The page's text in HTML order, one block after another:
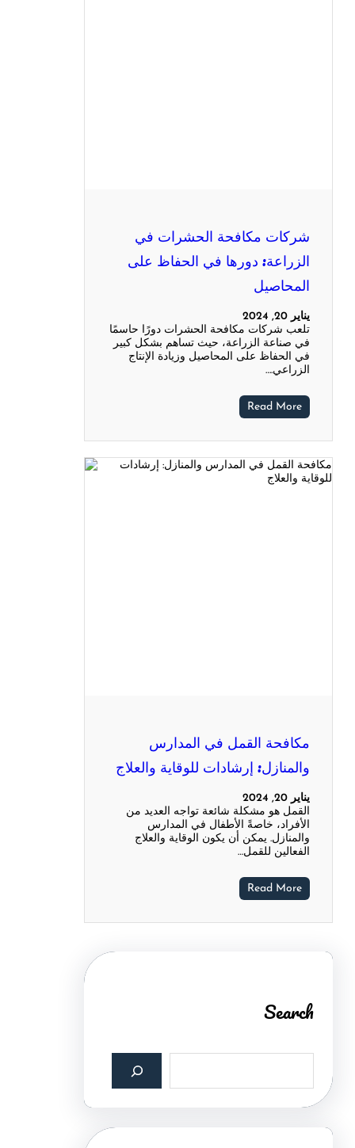
شركات مكافحة الحشرات في
الزراعة: دورها في الحفاظ على
المحاصيل
يناير 20, 2024
تلعب شركات مكافحة الحشرات دورًا حاسمًا
في صناعة الزراعة، حيث تساهم بشكل كبير
في الحفاظ على المحاصيل وزيادة الإنتاج
الزراعي.…
Read More
مكافحة القمل في المدارس
والمنازل: إرشادات للوقاية والعلاج
يناير 20, 2024
القمل هو مشكلة شائعة تواجه العديد من
الأفراد، خاصةً الأطفال في المدارس
والمنازل. يمكن أن يكون الوقاية والعلاج
الفعالين للقمل…
Read More
Search
c